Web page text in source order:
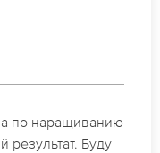
наращивание
За 2 часа все